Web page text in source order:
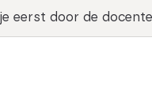
eerst door de